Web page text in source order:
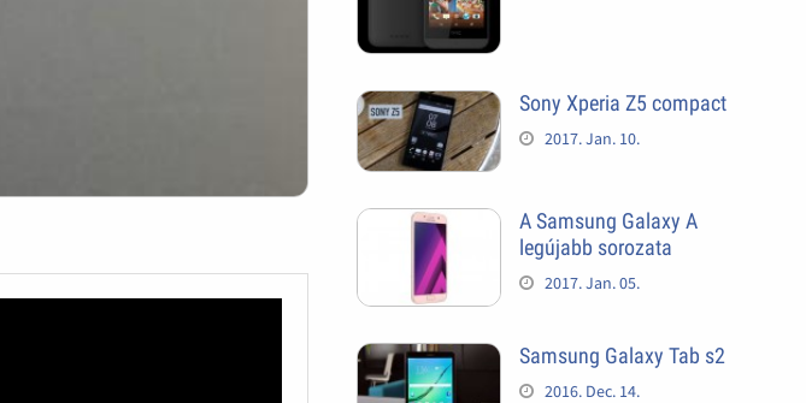
Sony Xperia Z5 compact
2017. Jan. 10.
A Samsung Galaxy A
legújabb sorozata
2017. Jan. 05.
Samsung Galaxy Tab s2
2016. Dec. 14.